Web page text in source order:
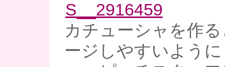
カチューシャを作
ージしやすいように